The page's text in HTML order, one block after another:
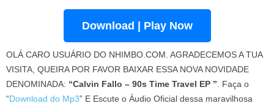
Download | Play Now
OLÁ CARO USUÁRIO DO NHIMBO.COM. AGRADECEMOS A TUA
VISITA, QUEIRA POR FAVOR BAIXAR ESSA NOVA NOVIDADE
DENOMINADA: “Calvin Fallo – 90s Time Travel EP ” . Faça o
“Download do Mp3” E Escute o Áudio Oficial dessa maravilhosa